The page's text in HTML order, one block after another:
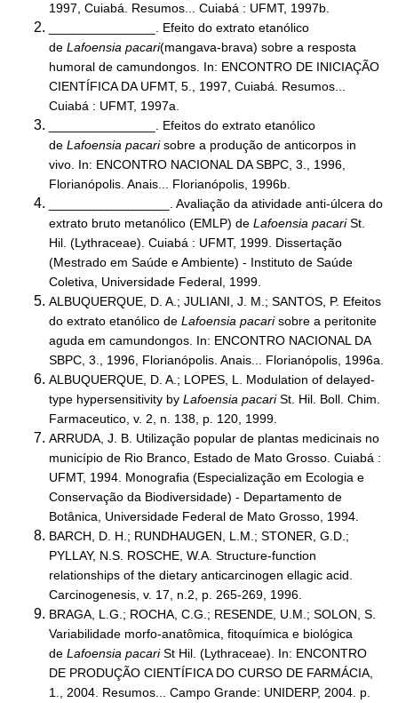
1997, Cuiabá. Resumos... Cuiabá : UFMT, 1997b.
_______________. Efeito do extrato etanólico
de Lafoensia pacari(mangava-brava) sobre a resposta
humoral de camundongos. In: ENCONTRO DE INICIAÇÃO
CIENTÍFICA DA UFMT, 5., 1997, Cuiabá. Resumos...
Cuiabá : UFMT, 1997a.
_______________. Efeitos do extrato etanólico
de Lafoensia pacarisobre a produção de anticorpos in
vivo. In: ENCONTRO NACIONAL DA SBPC, 3., 1996,
Florianópolis. Anais... Florianópolis, 1996b.
_________________. Avaliação da atividade anti-úlcera do
extrato bruto metanólico (EMLP) de Lafoensia pacariSt.
Hil. (Lythraceae). Cuiabá : UFMT, 1999. Dissertação
(Mestrado em Saúde e Ambiente) - Instituto de Saúde
Coletiva, Universidade Federal, 1999.
ALBUQUERQUE, D. A.; JULIANI, J. M.; SANTOS, P. Efeitos
do extrato etanólico de Lafoensia pacarisobre a peritonite
aguda em camundongos. In: ENCONTRO NACIONAL DA
SBPC, 3., 1996, Florianópolis. Anais... Florianópolis, 1996a.
ALBUQUERQUE, D. A.; LOPES, L. Modulation of delayed-
type hypersensitivity by Lafoensia pacariSt. Hil. Boll. Chim.
Farmaceutico, v. 2, n. 138, p. 120, 1999.
ARRUDA, J. B. Utilização popular de plantas medicinais no
município de Rio Branco, Estado de Mato Grosso. Cuiabá :
UFMT, 1994. Monografia (Especialização em Ecologia e
Conservação da Biodiversidade) - Departamento de
Botânica, Universidade Federal de Mato Grosso, 1994.
BARCH, D. H.; RUNDHAUGEN, L.M.; STONER, G.D.;
PYLLAY, N.S. ROSCHE, W.A. Structure-function
relationships of the dietary anticarcinogen ellagic acid.
Carcinogenesis, v. 17, n.2, p. 265-269, 1996.
BRAGA, L.G.; ROCHA, C.G.; RESENDE, U.M.; SOLON, S.
Variabilidade morfo-anatômica, fitoquímica e biológica
de Lafoensia pacariSt Hil. (Lythraceae). In: ENCONTRO
DE PRODUÇÃO CIENTÍFICA DO CURSO DE FARMÁCIA,
1., 2004. Resumos... Campo Grande: UNIDERP, 2004. p.